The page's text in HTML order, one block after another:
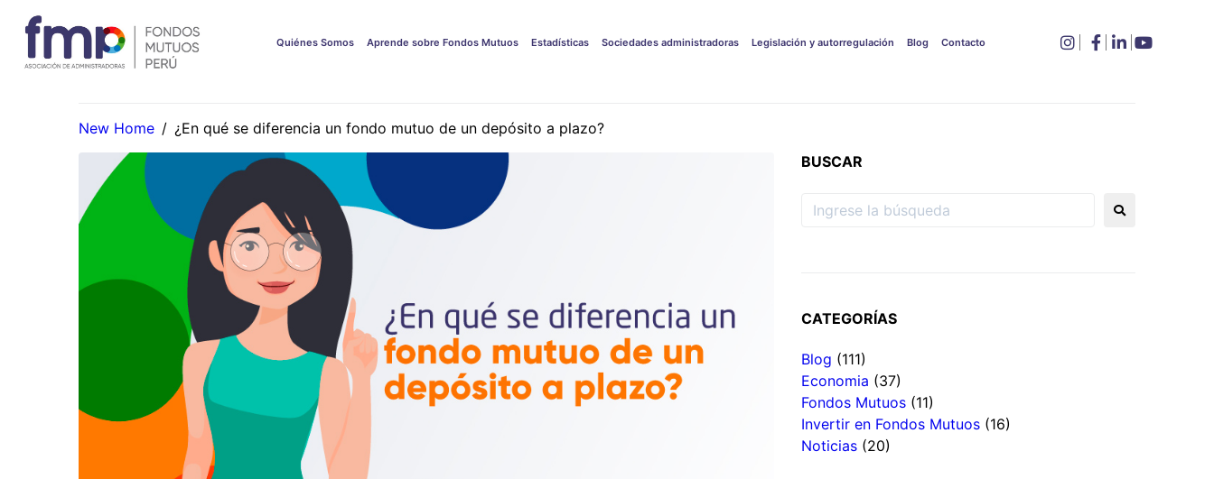
Quiénes Somos Aprende sobre Fondos Mutuos Estadísticas Sociedades administradoras Legislación y autorregulación Blog Contacto
New Home / ¿En qué se diferencia un fondo mutuo de un depósito a plazo?
BUSCAR
CATEGORÍAS
Blog (111)
Economia (37)
Fondos Mutuos (11)
Invertir en Fondos Mutuos (16)
Noticias (20)